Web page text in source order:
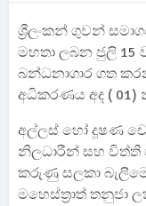
ශ්‍රීලංකන් ගුවන්
මහතා ලබන ජුලි 15
බන්ධනාගාර ගත
අධිකරණය අද (
අල්ලස් හෝ දූෂණ
නිලධාරීන් සහ විත්ති
කරුණු සලකා
මහෙස්ත්‍රාත් තනුජා